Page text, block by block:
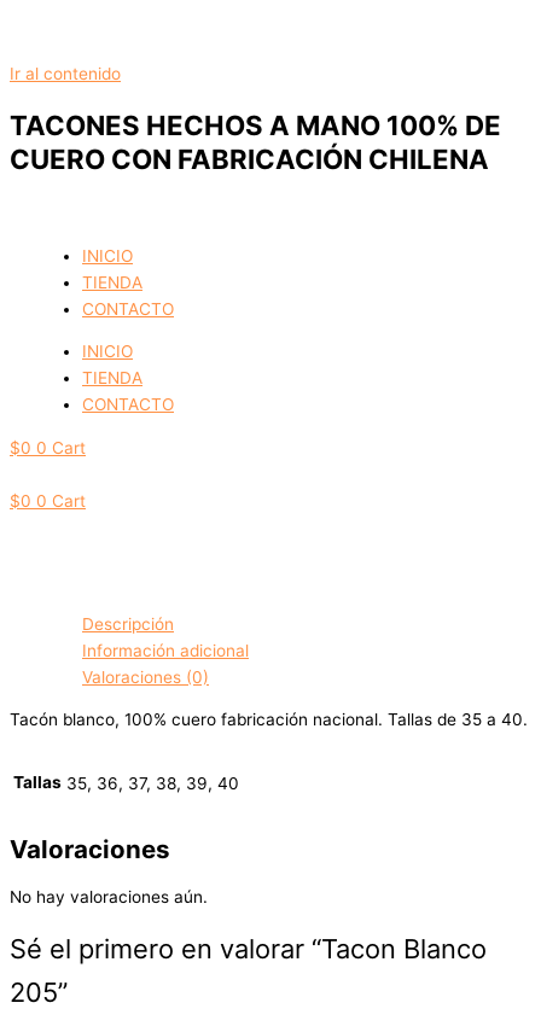
Ir al contenido
TACONES HECHOS A MANO 100% DE
CUERO CON FABRICACIÓN CHILENA
INICIO
TIENDA
CONTACTO
INICIO
TIENDA
CONTACTO
$0 0 Cart
$0 0 Cart
Descripción
Información adicional
Valoraciones (0)
Tacón blanco, 100% cuero fabricación nacional. Tallas de 35 a 40.
Tallas 35, 36, 37, 38, 39, 40
Valoraciones
No hay valoraciones aún.
Sé el primero en valorar “Tacon Blanco
205”